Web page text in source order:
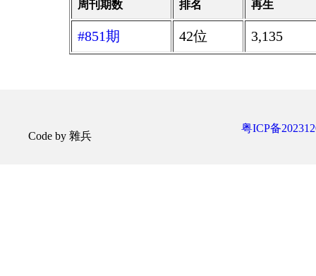
周刊期数 排名 再生
#851期 42位 3,135
Code by 雜兵
粤ICP备